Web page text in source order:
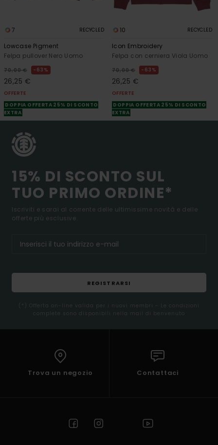
7 RECYCLED
Lowcase Pigment
Felpa pullover Nero Uomo
70,00 € 63%
26,25 €
OFFERTE
DOPPIA OFFERTA 25% DI SCONTO
EXTRA
10 RECYCLED
Icon Embroidery
Felpa con cerniera Viola Uomo
70,00 € 63%
26,25 €
OFFERTE
DOPPIA OFFERTA 25% DI SCONTO
EXTRA
15% DI SCONTO SUL
TUO PRIMO ORDINE*
Iscriviti e sarai al corrente delle ultimissime novità e delle
offerte più esclusive.
REGISTRARSI
(*) Offerta on-line valida per i nuovi membri - Le condizioni
complete sono disponibili nella mail di benvenuto
Trova un negozio Contattaci